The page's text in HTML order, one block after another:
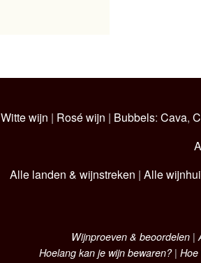
Witte wijn | Rosé wijn | Bubbels: Cava,
Alle landen & wijnstreken | Alle
Wijnproeven & beoordelen |
Hoelang kan je wijn bewaren?| Hoe